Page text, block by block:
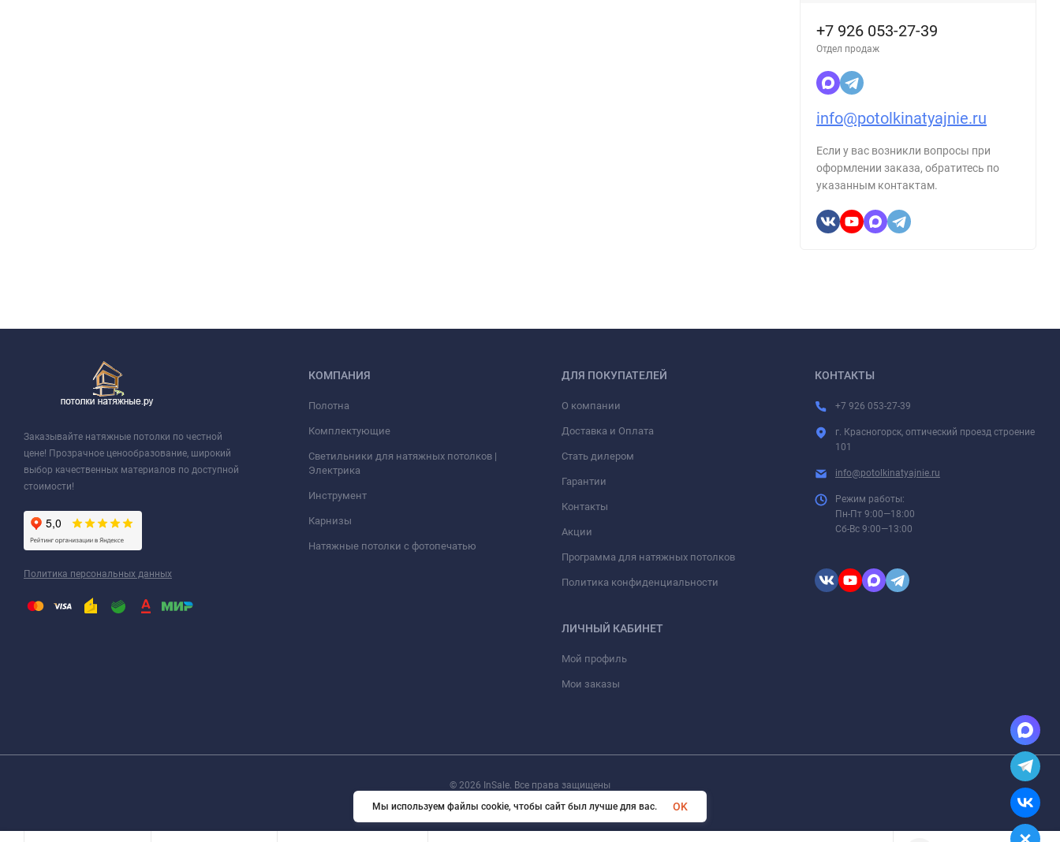
+7 926 053-27-39
Отдел продаж
info@potolkinatyajnie.ru
Если у вас возникли вопросы при
оформлении заказа, обратитесь по
указанным контактам.
Заказывайте натяжные потолки по честной
цене! Прозрачное ценообразование, широкий
выбор качественных материалов по доступной
стоимости!
Политика персональных данных
КОМПАНИЯ
Полотна
Комплектующие
Светильники для натяжных потолков |
Электрика
Инструмент
Карнизы
Натяжные потолки с фотопечатью
ДЛЯ ПОКУПАТЕЛЕЙ
О компании
Доставка и Оплата
Стать дилером
Гарантии
Контакты
Акции
Программа для натяжных потолков
Политика конфиденциальности
ЛИЧНЫЙ КАБИНЕТ
Мой профиль
Мои заказы
КОНТАКТЫ
+7 926 053-27-39
г. Красногорск, оптический проезд строение
101
info@potolkinatyajnie.ru
Режим работы:
Пн-Пт 9:00—18:00
Сб-Вс 9:00—13:00
© 2026 InSale. Все права защищены
Мы используем файлы cookie, чтобы сайт был лучше для вас.
OK